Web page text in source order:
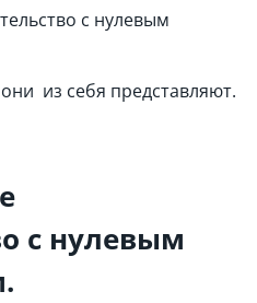
с нулевым
из себя представляют.
с нулевым